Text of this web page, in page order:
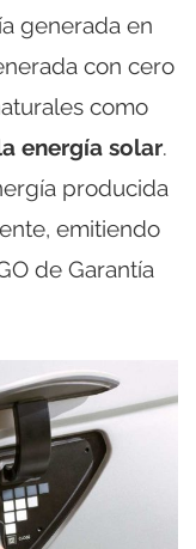
generada en
con cero
como
energía solar.
producida
emitiendo
de Garantía